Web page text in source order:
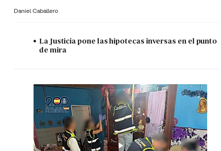
Daniel Caballero
La Justicia pone las hipotecas inversas en el punto
de mira